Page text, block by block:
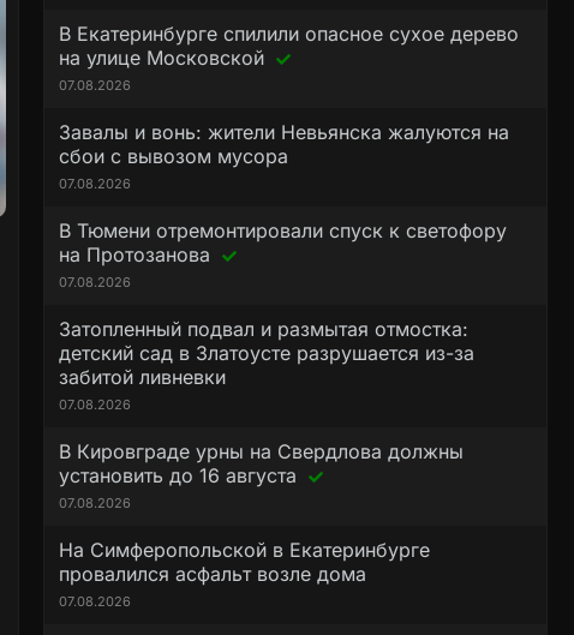
В Екатеринбурге спилили опасное сухое дерево
на улице Московской
07.08.2026
Завалы и вонь: жители Невьянска жалуются на
сбои с вывозом мусора
07.08.2026
В Тюмени отремонтировали спуск к светофору
на Протозанова
07.08.2026
Затопленный подвал и размытая отмостка:
детский сад в Златоусте разрушается из-за
забитой ливневки
07.08.2026
В Кировграде урны на Свердлова должны
установить до 16 августа
07.08.2026
На Симферопольской в Екатеринбурге
провалился асфальт возле дома
07.08.2026